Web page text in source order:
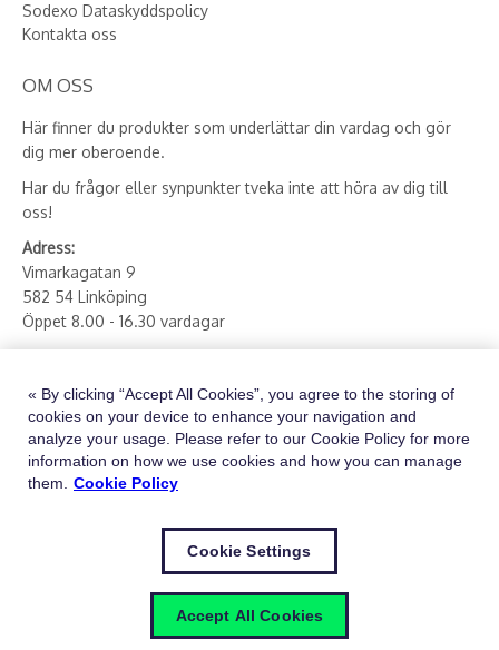
Sodexo Dataskyddspolicy
Kontakta oss
OM OSS
Här finner du produkter som underlättar din vardag och gör
dig mer oberoende.
Har du frågor eller synpunkter tveka inte att höra av dig till
oss!
Adress:
Vimarkagatan 9
582 54 Linköping
Öppet 8.00 - 16.30 vardagar
Besök vår instagram via länken nedan
Hjälpmedelsbutiken Plaza (@hjalpmedelsbutiken_plaza)
Information omGDPR
« By clicking “Accept All Cookies”, you agree to the storing of
cookies on your device to enhance your navigation and
analyze your usage. Please refer to our Cookie Policy for more
information on how we use cookies and how you can manage
them.
Cookie Policy
Cookie Settings
Accept All Cookies